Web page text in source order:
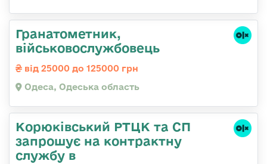
Гранатометник,
військовослужбовець
від 25000 до 125000 грн
Одеса, Одеська область
Корюківський РТЦК та СП
запрошує на контрактну
службу в